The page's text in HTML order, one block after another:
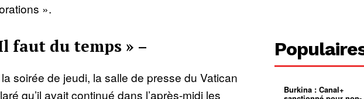
».
faut du temps » –
soirée de jeudi, la salle de presse du Vatican
qu’il avait continué dans l’après-midi les
400 000
pasteur
L’État
Burkina : Canal+